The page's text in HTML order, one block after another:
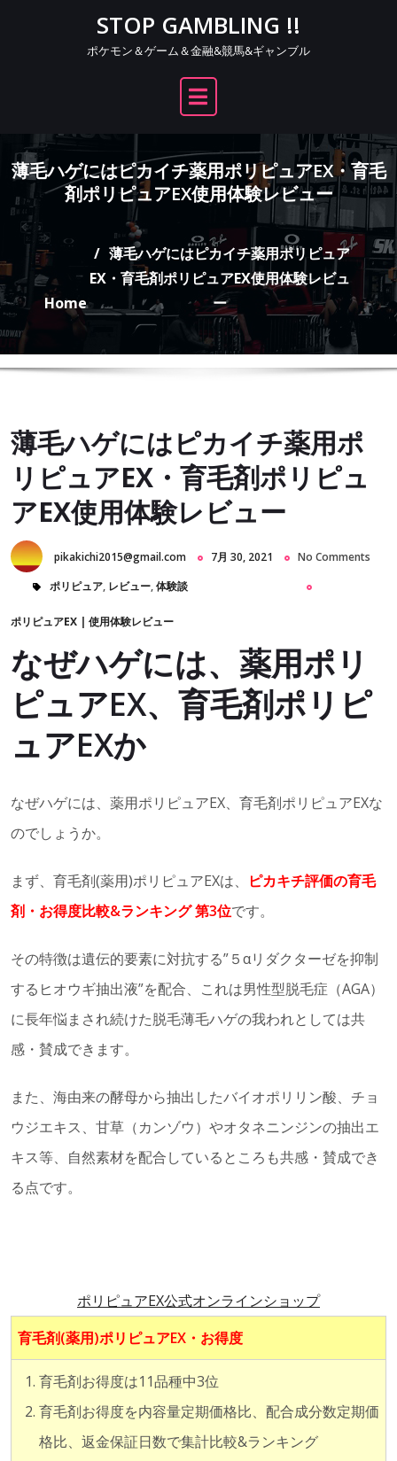
STOP GAMBLING !!
ポケモン＆ゲーム＆金融&競馬&ギャンブル
薄毛ハゲにはピカイチ薬用ポリピュアEX・育毛
剤ポリピュアEX使用体験レビュー
Home
薄毛ハゲにはピカイチ薬用ポリピュア
EX・育毛剤ポリピュアEX使用体験レビュ
ー
薄毛ハゲにはピカイチ薬用ポ
リピュアEX・育毛剤ポリピュ
アEX使用体験レビュー
pikakichi2015@gmail.com 7月 30, 2021
No Comments
ポリピュア, レビュー,体験談
ポリピュアEX | 使用体験レビュー
なぜハゲには、薬用ポリ
ピュアEX、育毛剤ポリピ
ュアEXか
なぜハゲには、薬用ポリピュアEX、育毛剤ポリピュアEXな
のでしょうか。
まず、育毛剤(薬用)ポリピュアEXは、
ピカキチ評価の育毛
剤・お得度比較&ランキング 第3位です。
その特徴は遺伝的要素に対抗する”５αリダクターゼを抑制
するヒオウギ抽出液”を配合、これは男性型脱毛症（AGA）
に長年悩まされ続けた脱毛薄毛ハゲの我われとしては共
感・賛成できます。
また、海由来の酵母から抽出したバイオポリリン酸、チョ
ウジエキス、甘草（カンゾウ）やオタネニンジンの抽出エ
キス等、自然素材を配合しているところも共感・賛成でき
る点です。
ポリピュアEX公式オンラインショップ
育毛剤(薬用)ポリピュアEX ・お得度
育毛剤お得度は11品種中3位
育毛剤お得度を内容量定期価格比、配合成分数定期価
格比、返金保証日数で集計比較&ランキング